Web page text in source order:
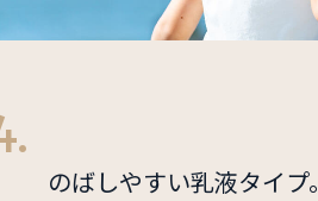
のばしやすい乳液タイプ。